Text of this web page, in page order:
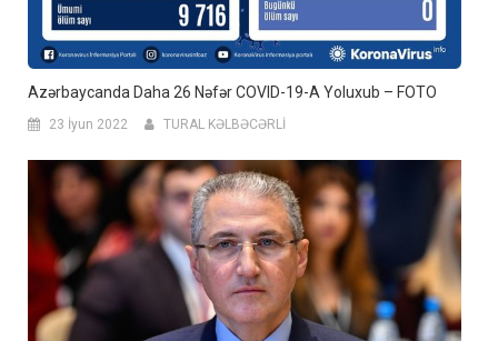
Azərbaycanda Daha 26 Nəfər COVID-19-A Yoluxub – FOTO
23 İyun 2022 TURAL KƏLBƏCƏRLİ